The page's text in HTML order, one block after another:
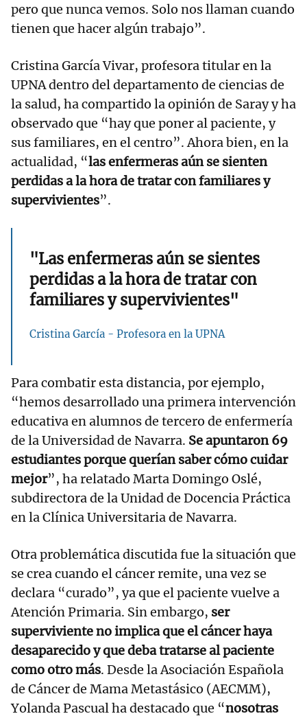
pero que nunca vemos. Solo nos llaman cuando
tienen que hacer algún trabajo”.
Cristina García Vivar, profesora titular en la
UPNA dentro del departamento de ciencias de
la salud, ha compartido la opinión de Saray y ha
observado que “hay que poner al paciente, y
sus familiares, en el centro”. Ahora bien, en la
actualidad, “las enfermeras aún se sienten
perdidas a la hora de tratar con familiares y
supervivientes”.
"Las enfermeras aún se sientes
perdidas a la hora de tratar con
familiares y supervivientes"
Cristina García - Profesora en la UPNA
Para combatir esta distancia, por ejemplo,
“hemos desarrollado una primera intervención
educativa en alumnos de tercero de enfermería
de la Universidad de Navarra. Se apuntaron 69
estudiantes porque querían saber cómo cuidar
mejor”, ha relatado Marta Domingo Oslé,
subdirectora de la Unidad de Docencia Práctica
en la Clínica Universitaria de Navarra.
Otra problemática discutida fue la situación que
se crea cuando el cáncer remite, una vez se
declara “curado”, ya que el paciente vuelve a
Atención Primaria. Sin embargo, ser
superviviente no implica que el cáncer haya
desaparecido y que deba tratarse al paciente
como otro más. Desde la Asociación Española
de Cáncer de Mama Metastásico (AECMM),
Yolanda Pascual ha destacado que “nosotras